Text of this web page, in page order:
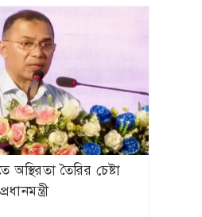
অস্থিরতা তৈরির চেষ্টা